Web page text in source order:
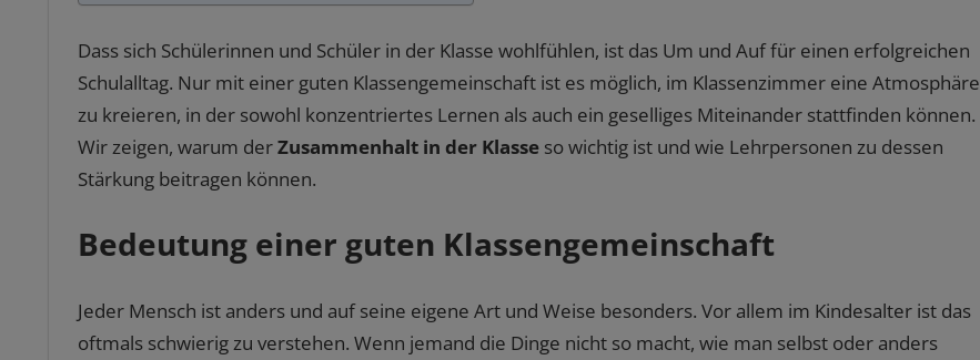
Dass sich Schülerinnen und Schüler in der Klasse wohlfühlen, ist das Um und Auf für einen erfolgreichen
Schulalltag. Nur mit einer guten Klassengemeinschaft ist es möglich, im Klassenzimmer eine Atmosphäre
zu kreieren, in der sowohl konzentriertes Lernen als auch ein geselliges Miteinander stattfinden können.
Wir zeigen, warum derZusammenhalt in der Klasseso wichtig ist und wie Lehrpersonen zu dessen
Stärkung beitragen können.
Bedeutung einer guten Klassengemeinschaft
Jeder Mensch ist anders und auf seine eigene Art und Weise besonders. Vor allem im Kindesalter ist das
oftmals schwierig zu verstehen. Wenn jemand die Dinge nicht so macht, wie man selbst oder anders